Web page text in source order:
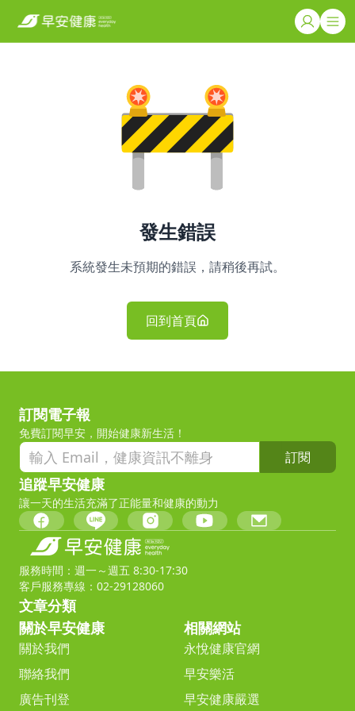
發生錯誤
系統發生未預期的錯誤，請稍後再試。
回到首頁
訂閱電子報
免費訂閱早安，開始健康新生活！
訂閱
追蹤早安健康
讓一天的生活充滿了正能量和健康的動力
服務時間：週一～週五 8:30-17:30
客戶服務專線：02-29128060
文章分類
關於早安健康
關於我們
聯絡我們
廣告刊登
相關網站
永悅健康官網
早安樂活
早安健康嚴選